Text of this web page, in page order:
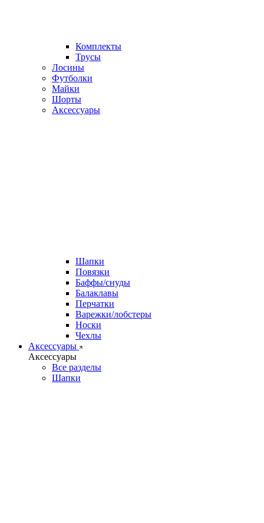
Комплекты
Трусы
Лосины
Футболки
Майки
Шорты
Аксессуары
Шапки
Повязки
Баффы/снуды
Балаклавы
Перчатки
Варежки/лобстеры
Носки
Чехлы
Аксессуары
Аксессуары
Все разделы
Шапки